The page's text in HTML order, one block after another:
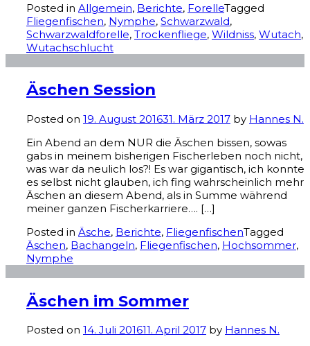
Posted in Allgemein, Berichte, ForelleTagged
Fliegenfischen, Nymphe, Schwarzwald,
Schwarzwaldforelle, Trockenfliege, Wildniss, Wutach,
Wutachschlucht
Äschen Session
Posted on 19. August 201631. März 2017 by Hannes N.
Ein Abend an dem NUR die Äschen bissen, sowas
gabs in meinem bisherigen Fischerleben noch nicht,
was war da neulich los?! Es war gigantisch, ich konnte
es selbst nicht glauben, ich fing wahrscheinlich mehr
Äschen an diesem Abend, als in Summe während
meiner ganzen Fischerkarriere…. […]
Posted in Äsche, Berichte, FliegenfischenTagged
Äschen, Bachangeln, Fliegenfischen, Hochsommer,
Nymphe
Äschen im Sommer
Posted on 14. Juli 201611. April 2017 by Hannes N.